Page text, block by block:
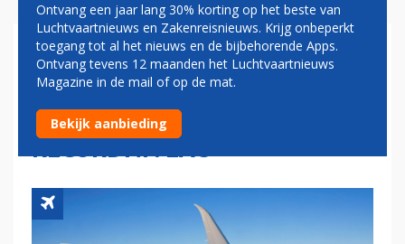
BRITISH AIRWAYS VERHOOGT
AANTAL VLUCHTEN NAAR
NOORD-AMERIKA NAAR
RECORDNIVEAU
Ontvang een jaar lang 30% korting op het beste van
Luchtvaartnieuws en Zakenreisnieuws. Krijg onbeperkt
toegang tot al het nieuws en de bijbehorende Apps.
Ontvang tevens 12 maanden het Luchtvaartnieuws
Magazine in de mail of op de mat.
Bekijk aanbieding